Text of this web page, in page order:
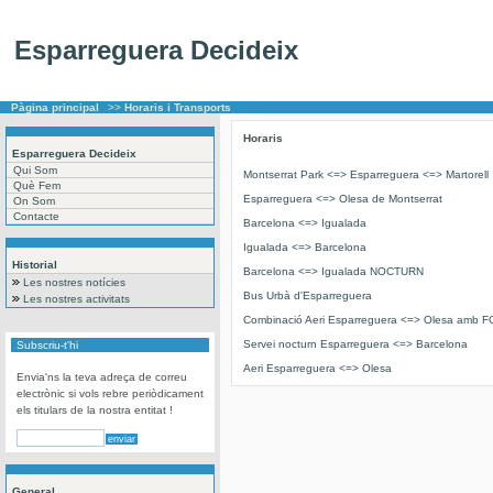
Esparreguera Decideix
Pàgina principal >> Horaris i Transports
Esparreguera Decideix
Qui Som
Què Fem
On Som
Contacte
Historial
Les nostres notícies
Les nostres activitats
Subscriu-t'hi
Envia'ns la teva adreça de correu
electrònic si vols rebre periòdicament
els titulars de la nostra entitat !
Horaris
Montserrat Park <=> Esparreguera <=> Martorell
Esparreguera <=> Olesa de Montserrat
Barcelona <=> Igualada
Igualada <=> Barcelona
Barcelona <=> Igualada NOCTURN
Bus Urbà d'Esparreguera
Combinació Aeri Esparreguera <=> Olesa amb
Servei nocturn Esparreguera <=> Barcelona
Aeri Esparreguera <=> Olesa